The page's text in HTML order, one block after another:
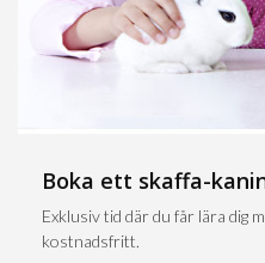
Boka ett skaffa-
Exklusiv tid där du får lära dig
kostnadsfritt.